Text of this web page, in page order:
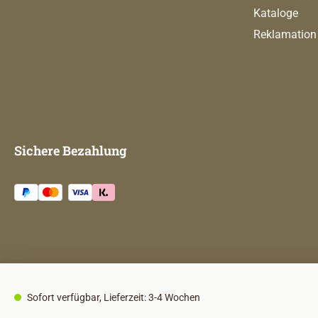
Sofort verfügbar, Lieferzeit: 3-4 Wochen
Kataloge
Reklamation
Sichere Bezahlung